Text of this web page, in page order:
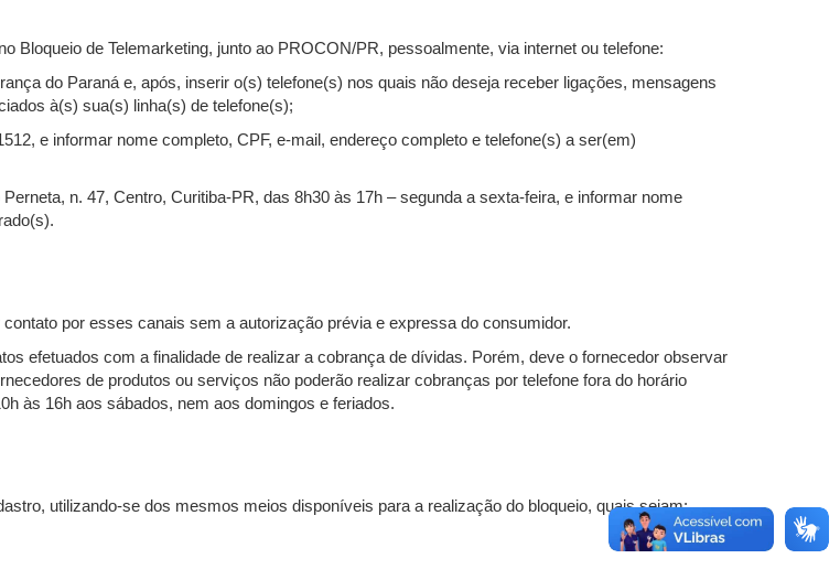
Bloqueio de Telemarketing, junto ao PROCON/PR, pessoalmente, via internet ou telefone:
do Paraná e, após, inserir o(s) telefone(s) nos quais não deseja receber ligações, mensagens
à(s) sua(s) linha(s) de telefone(s);
e informar nome completo, CPF, e-mail, endereço completo e telefone(s) a ser(em)
n. 47, Centro, Curitiba-PR, das 8h30 às 17h – segunda a sexta-feira, e informar nome
por esses canais sem a autorização prévia e expressa do consumidor.
efetuados com a finalidade de realizar a cobrança de dívidas. Porém, deve o fornecedor observar
de produtos ou serviços não poderão realizar cobranças por telefone fora do horário
às 16h aos sábados, nem aos domingos e feriados.
utilizando-se dos mesmos meios disponíveis para a realização do bloqueio, quais sejam: